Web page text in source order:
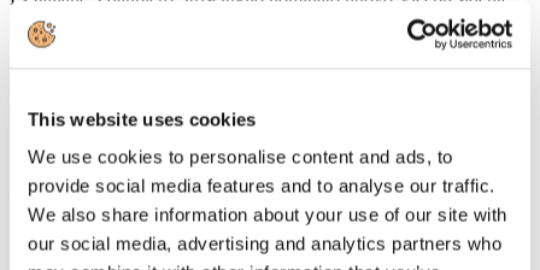
This website uses cookies
We use cookies to personalise content and ads, to
provide social media features and to analyse our traffic.
We also share information about your use of our site with
our social media, advertising and analytics partners who
della UIC
organizzazione internazionale che riunisce le ferrovie e i principali
stakeholder del settore ferroviario a livello mondiale.
Leggi tutto...
Agosto